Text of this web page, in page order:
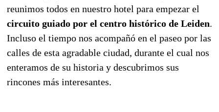
reunimos todos en nuestro hotel para empezar el
circuito guiado por el centro histórico de Leiden.
Incluso el tiempo nos acompañó en el paseo por las
calles de esta agradable ciudad, durante el cual nos
enteramos de su historia y descubrimos sus
rincones más interesantes.